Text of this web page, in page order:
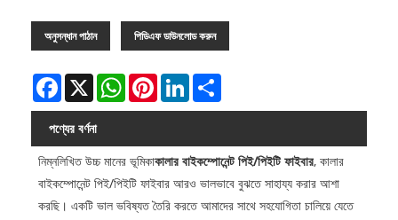
অনুসন্ধান পাঠান পিডিএফ ডাউনলোড করুন
Facebook
X WhatsAppPinterestLinkedIn
পণ্যের বর্ণনা
নিম্নলিখিত উচ্চ মানের ভূমিকাকালার বাইকম্পোনেন্ট পিই/পিইটি ফাইবার, কালার
বাইকম্পোনেন্ট পিই/পিইটি ফাইবার আরও ভালভাবে বুঝতে সাহায্য করার আশা
করছি। একটি ভাল ভবিষ্যত তৈরি করতে আমাদের সাথে সহযোগিতা চালিয়ে যেতে